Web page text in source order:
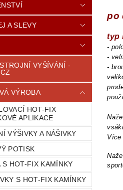
A SLEVY
VYŠÍVÁNÍ -
VÝROBA
HOT-FIX
APLIKACE
VÝŠIVKY A NÁŠIVKY
POTISK
S HOT-FIX KAMÍNKY
S HOT-FIX KAMÍNKY
po
typ
-
-
-
Více